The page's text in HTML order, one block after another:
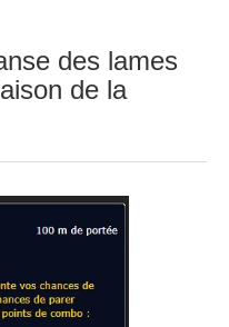
des lames
de la